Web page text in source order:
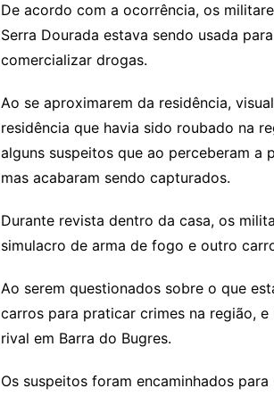
De acordo com a ocorrência, os
Serra Dourada estava sendo usada
comercializar drogas.
Ao se aproximarem da residência,
residência que havia sido roubado na
alguns suspeitos que ao perceberam a
mas acabaram sendo capturados.
Durante revista dentro da casa, os
simulacro de arma de fogo e outro
Ao serem questionados sobre o que
carros para praticar crimes na região,
rival em Barra do Bugres.
Os suspeitos foram encaminhados para